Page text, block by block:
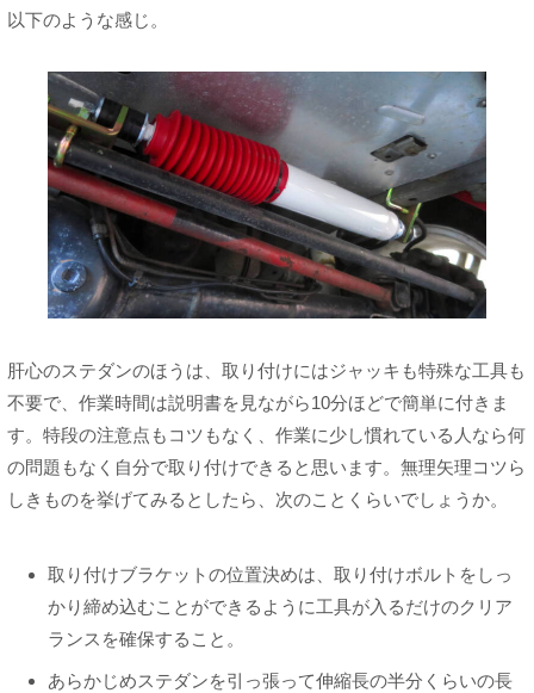
以下のような感じ。
肝心のステダンのほうは、取り付けにはジャッキも特殊な工具も
不要で、作業時間は説明書を見ながら10分ほどで簡単に付きま
す。特段の注意点もコツもなく、作業に少し慣れている人なら何
の問題もなく自分で取り付けできると思います。無理矢理コツら
しきものを挙げてみるとしたら、次のことくらいでしょうか。
取り付けブラケットの位置決めは、取り付けボルトをしっ
かり締め込むことができるように工具が入るだけのクリア
ランスを確保すること。
あらかじめステダンを引っ張って伸縮長の半分くらいの長